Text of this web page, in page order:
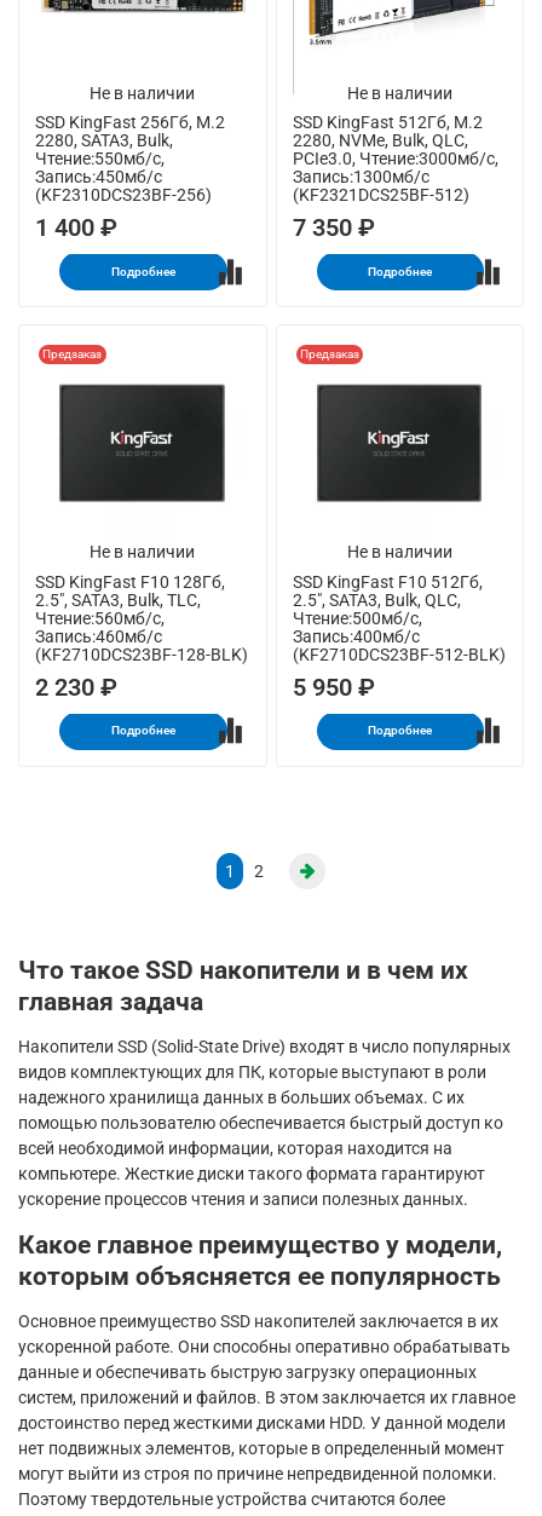
Не в наличии
SSD KingFast 256Гб, M.2
2280, SATA3, Bulk,
Чтение:550мб/с,
Запись:450мб/с
(KF2310DCS23BF-256)
1 400 ₽
Подробнее
Не в наличии
SSD KingFast 512Гб, M.2
2280, NVMe, Bulk, QLC,
PCIe3.0, Чтение:3000мб/с,
Запись:1300мб/с
(KF2321DCS25BF-512)
7 350 ₽
Подробнее
Не в наличии
Предзаказ
SSD KingFast F10 128Гб,
2.5", SATA3, Bulk, TLC,
Чтение:560мб/с,
Запись:460мб/с
(KF2710DCS23BF-128-BLK)
2 230 ₽
Подробнее
Не в наличии
Предзаказ
SSD KingFast F10 512Гб,
2.5", SATA3, Bulk, QLC,
Чтение:500мб/с,
Запись:400мб/с
(KF2710DCS23BF-512-BLK)
5 950 ₽
Подробнее
1 2
Что такое SSD накопители и в чем их
главная задача
Накопители SSD (Solid-State Drive) входят в число популярных
видов комплектующих для ПК, которые выступают в роли
надежного хранилища данных в больших объемах. С их
помощью пользователю обеспечивается быстрый доступ ко
всей необходимой информации, которая находится на
компьютере. Жесткие диски такого формата гарантируют
ускорение процессов чтения и записи полезных данных.
Какое главное преимущество у модели,
которым объясняется ее популярность
Основное преимущество SSD накопителей заключается в их
ускоренной работе. Они способны оперативно обрабатывать
данные и обеспечивать быструю загрузку операционных
систем, приложений и файлов. В этом заключается их главное
достоинство перед жесткими дисками HDD. У данной модели
нет подвижных элементов, которые в определенный момент
могут выйти из строя по причине непредвиденной поломки.
Поэтому твердотельные устройства считаются более